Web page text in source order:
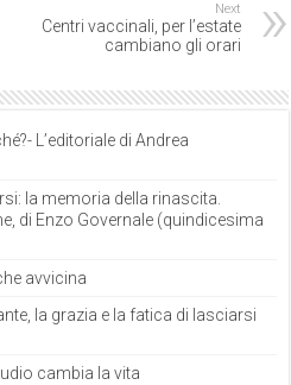
Next
Centri vaccinali, per l’estate
cambiano gli orari
L’editoriale di Andrea
la memoria della rinascita.
di Enzo Governale (quindicesima
avvicina
la grazia e la fatica di lasciarsi
cambia la vita